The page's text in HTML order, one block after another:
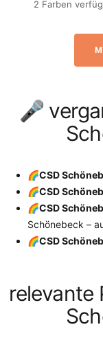
2 Farben
🎤
🌈CSD
🌈CSD
🌈CSD
Schönebeck –
🌈CSD
relevante